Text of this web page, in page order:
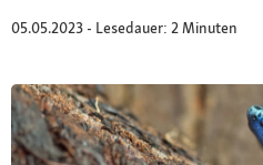
05.05.2023 - Lesedauer: 2 Minuten